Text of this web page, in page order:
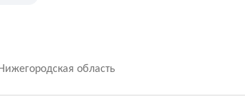
область